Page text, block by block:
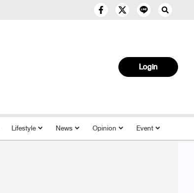
Login
Lifestyle News Opinion Event